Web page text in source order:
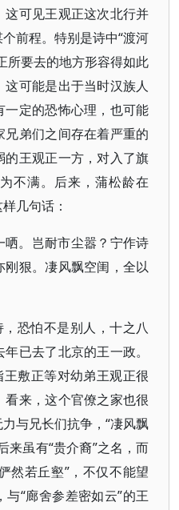
可见王观正这次北行并
前程。特别是诗中“渡河
所要去的地方形容得如此
可能是出于当时汉族人
定的恐怖心理，也可能
弟们之间存在着严重的
王观正一方，对入了旗
不满。后来，蒲松龄在
几句话：
。岂耐市尘嚣？宁作诗
狠。凄风飘空闺，全以
恐怕不是别人，十之八
已去了北京的王一政。
敷正等对幼弟王观正很
来，这个官僚之家也很
与兄长们抗争，“凄风飘
来虽有“贵介裔”之名，而
然若丘壑”，不仅不能望
“廊舍参差密如云”的王